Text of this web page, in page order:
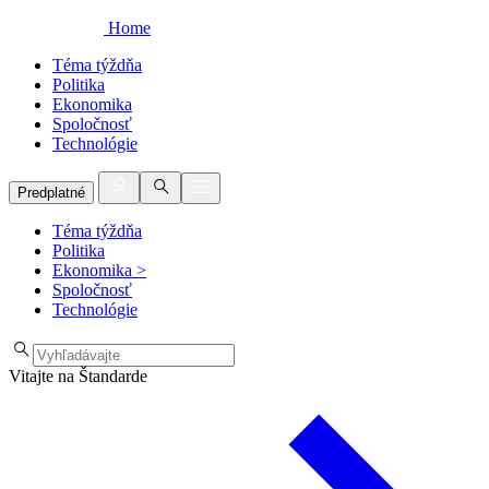
Home
Téma týždňa
Politika
Ekonomika
Spoločnosť
Technológie
Predplatné
Téma týždňa
Politika
Ekonomika >
Spoločnosť
Technológie
Vitajte na Štandarde